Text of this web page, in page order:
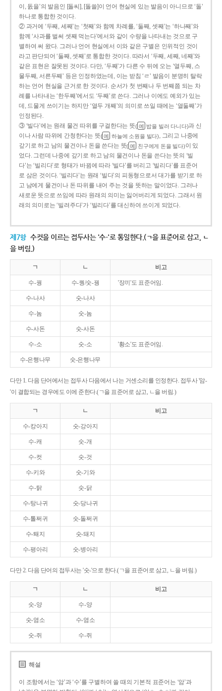
이, 돐을’의 발음인 [돌씨], [돌쓸]이 언어 현실에 있는 발음이 아니므로 ‘돌’
하나로 통합한 것이다.
② 과거에 ‘두째, 세째’는 ‘첫째’와 함께 차례를, ‘둘째, 셋째’는 ‘하나째’와
함께 ‘사과를 벌써 셋째 먹는다’에서와 같이 수량을 나타내는 것으로 구
별하여 써 왔다. 그러나 언어 현실에서 이와 같은 구별은 인위적인 것이
라고 판단되어 ‘둘째, 셋째’로 통합한 것이다. 따라서 ‘두째, 세째, 네째’와
같은 표현은 잘못된 것이다. 다만, ‘두째’가 다른 수 뒤에 오는 ‘열두째, 스
물두째, 서른두째’ 등은 인정하였는데, 이는 받침 ‘ㄹ’ 발음이 분명히 탈락
하는 언어 현실을 근거로 한 것이다. 순서가 첫 번째나 두 번째쯤 되는 차
례를 나타내는 ‘한두째’에서도 ‘두째’로 쓴다. 그러나 이에도 예외가 있는
데, 드물게 쓰이기는 하지만 ‘열두 개째’의 의미로 쓰일 때에는 ‘열둘째’가
인정된다.
③ ‘빌다’에는 원래 물건 따위를 구걸한다는 뜻( 예 밥을 빌러 다니다)과 신
이나 사람 따위에 간청한다는 뜻( 예 하늘에 소원을 빌다), 그리고 나중에
갚기로 하고 남의 물건이나 돈을 쓴다는 뜻( 예 친구에게 돈을 빌다)이 있
었다. 그런데 나중에 갚기로 하고 남의 물건이나 돈을 쓴다는 뜻의 ‘빌
다’는 ‘빌리다’로 형태가 바뀜에 따라 ‘빌다’를 버리고 ‘빌리다’를 표준어
로 삼은 것이다. ‘빌리다’는 원래 ‘빌다’의 피동형으로서 대가를 받기로 하
고 남에게 물건이나 돈 따위를 내어 주는 것을 뜻하는 말이었다. 그러나
새로운 뜻으로 쓰임에 따라 원래의 의미는 잃어버리게 되었다. 그래서 원
래의 의미로는 ‘빌려주다’가 ‘빌리다’를 대신하여 쓰이게 되었다.
제7항 수컷을 이르는 접두사는 '수-'로 통일한다.(ㄱ을 표준어로 삼고, ㄴ
을 버림.)
ㄱ ㄴ 비고
수-꿩 수-퀑/숫-꿩 '장끼'도 표준어임.
수-나사 숫-나사
수-놈 숫-놈
수-사돈 숫-사돈
수-소 숫-소 '황소'도 표준어임.
수-은행나무 숫-은행나무
다만 1. 다음 단어에서는 접두사 다음에서 나는 거센소리를 인정한다. 접두사 '암-
'이 결합되는 경우에도 이에 준한다.(ㄱ을 표준어로 삼고, ㄴ을 버림.)
ㄱ ㄴ 비고
수-캉아지 숫-강아지
수-캐 숫-개
수-컷 숫-것
수-키와 숫-기와
수-탉 숫-닭
수-탕나귀 숫-당나귀
수-톨쩌귀 숫-돌쩌귀
수-퇘지 숫-돼지
수-평아리 숫-병아리
다만 2. 다음 단어의 접두사는 '숫-'으로 한다.(ㄱ을 표준어로 삼고, ㄴ을 버림.)
ㄱ ㄴ 비고
숫-양 수-양
숫-염소 수-염소
숫-쥐 수-쥐
해설
이 조항에서는 ‘암’과 ‘수’를 구별하여 쓸 때의 기본적 표준어는 ‘암’과